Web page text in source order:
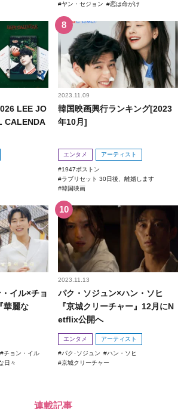
ヤン・セジョン 恋は命がけ
LEE JO
CALENDA
2023.11.09
韓国映画興行ランキング[2023
年10月]
エンタメ アーティスト
1947ボストン
ラブリセット 30日後、離婚します
韓国映画
イル×チョ
華麗な
チョン・イル
日々
2023.11.13
パク・ソジュン×ハン・ソヒ
『京城クリーチャー』12月にN
etflix公開へ
エンタメ アーティスト
パク･ソジュン
ハン・ソヒ
京城クリーチャー
連載記事